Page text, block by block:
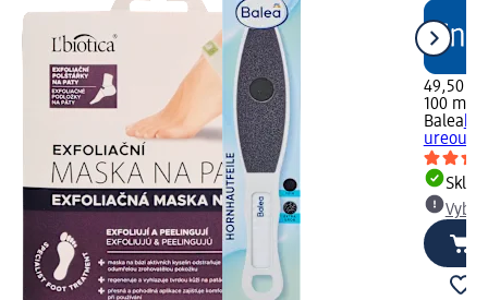
49,50 Kč
100 ml
Balea
ureou,